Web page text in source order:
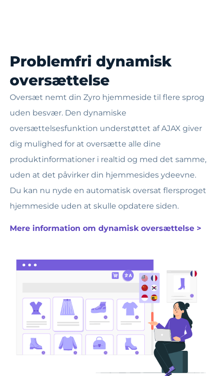
Problemfri dynamisk
oversættelse
Oversæt nemt din Zyro hjemmeside til flere sprog
uden besvær. Den dynamiske
oversættelsesfunktion understøttet af AJAX giver
dig mulighed for at oversætte alle dine
produktinformationer i realtid og med det samme,
uden at det påvirker din hjemmesides ydeevne.
Du kan nu nyde en automatisk oversat flersproget
hjemmeside uden at skulle opdatere siden.
Mere information om dynamisk oversættelse >